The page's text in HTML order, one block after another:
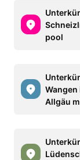
pool
Wangen
Allgäu